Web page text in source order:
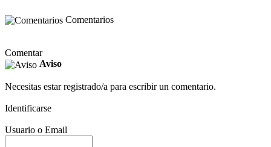
Comentarios
Comentar
Aviso
Necesitas estar registrado/a para escribir un comentario.
Identificarse
Usuario o Email